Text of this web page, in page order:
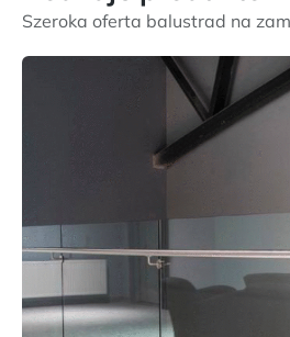
Szeroka oferta balustrad na